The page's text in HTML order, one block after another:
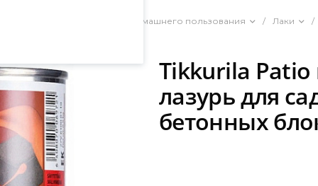
для профессионального и домашнего пользования / Лаки /
и бетонных блоков
Tikkurila Patio
лазурь для
бетонных